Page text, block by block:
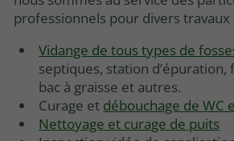
professionnels pour divers travaux
Vidange de tous types de
septiques, station d’épuration,
bac à graisse et autres.
Curage et débouchage de WC
Nettoyage et curage de puits